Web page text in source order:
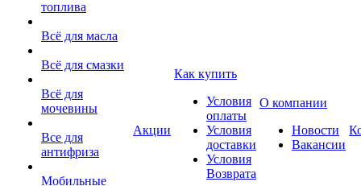
топлива
Всё для масла
Всё для смазки
Всё для
мочевины
Все для
антифриза
Мобильные
Акции
Как купить
Условия
оплаты
Условия
доставки
Условия
Возврата
О компании
Новости
Вакансии